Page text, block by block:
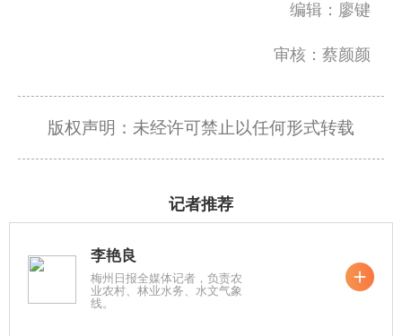
编辑：廖键
审核：蔡颜颜
版权声明：未经许可禁止以任何形式转载
记者推荐
李艳良
梅州日报全媒体记者，负责农
业农村、林业水务、水文气象
线。